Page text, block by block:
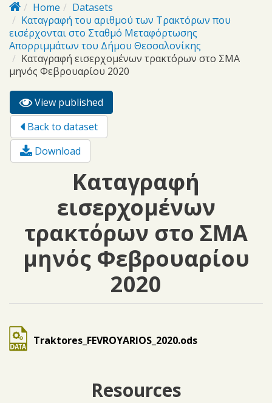
Home
Datasets
Καταγραφή του αριθμού των Τρακτόρων που
εισέρχονται στο Σταθμό Μεταφόρτωσης
Απορριμμάτων του Δήμου Θεσσαλονίκης
Καταγραφή εισερχομένων τρακτόρων στο ΣΜΑ
μηνός Φεβρουαρίου 2020
Primary tabs
View published
tab)
Back to dataset
Download
Καταγραφή
εισερχομένων
τρακτόρων στο ΣΜΑ
μηνός Φεβρουαρίου
2020
Traktores_FEVROYARIOS_2020.ods
Resources